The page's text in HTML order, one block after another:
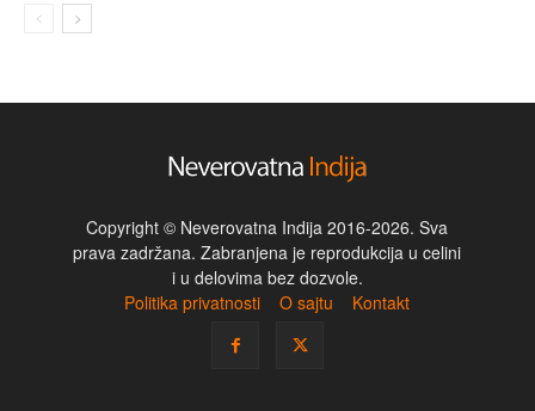
Copyright © Neverovatna Indija 2016-2026. Sva
prava zadržana. Zabranjena je reprodukcija u celini
i u delovima bez dozvole.
Politika privatnosti
O sajtu Kontakt